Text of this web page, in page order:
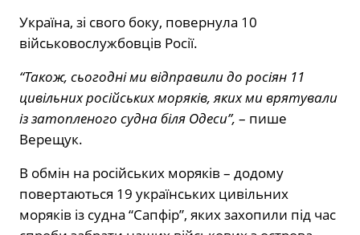
Україна, зі свого боку, повернула 10
військовослужбовців Росії.
“Також, сьогодні ми відправили до росіян 11
цивільних російських моряків, яких ми врятували
із затопленого судна біля Одеси”, – пише
Верещук.
В обмін на російських моряків – додому
повертаються 19 українських цивільних
моряків із судна “Сапфір”, яких захопили під час